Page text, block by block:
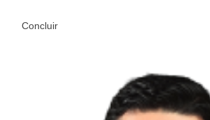
Concluir